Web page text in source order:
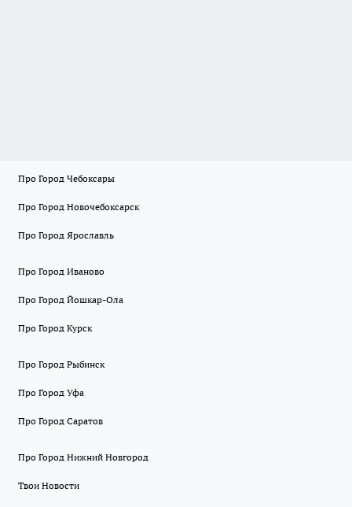
Про Город Чебоксары
Про Город Новочебоксарск
Про Город Ярославль
Про Город Иваново
Про Город Йошкар-Ола
Про Город Курск
Про Город Рыбинск
Про Город Уфа
Про Город Саратов
Про Город Нижний Новгород
Твои Новости